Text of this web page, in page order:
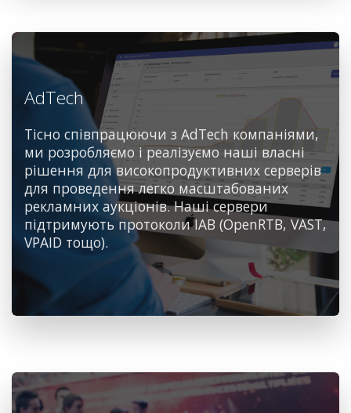
AdTech
Тісно співпрацюючи з AdTech компаніями,
ми розробляємо і реалізуємо наші власні
рішення для високопродуктивних серверів
для проведення легко масштабованих
рекламних аукціонів. Наші сервери
підтримують протоколи IAB (OpenRTB, VAST,
VPAID тощо).